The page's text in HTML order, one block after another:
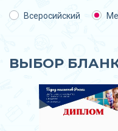
Всеросийский
ВЫБОР